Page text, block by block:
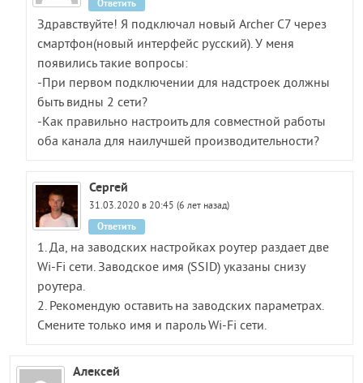
Здравствуйте! Я подключал новый Archer C7 через
смартфон(новый интерфейс русский). У меня
появились такие вопросы:
-При первом подключении для надстроек должны
быть видны 2 сети?
-Как правильно настроить для совместной работы
оба канала для наилучшей производительности?
Ответить
Сергей
31.03.2020 в 20:45 (6 лет назад)
1. Да, на заводских настройках роутер раздает две
Wi-Fi сети. Заводское имя (SSID) указаны снизу
роутера.
2. Рекомендую оставить на заводских параметрах.
Смените только имя и пароль Wi-Fi сети.
Ответить
Алексей